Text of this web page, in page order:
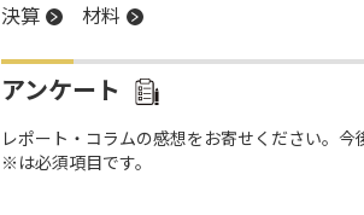
決算
材料
アンケート
レポート・コラムの感想をお寄せください。今
※は必須項目です。